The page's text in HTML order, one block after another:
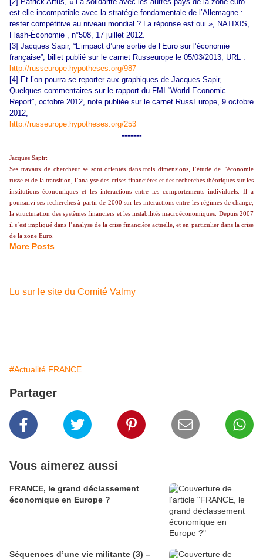
est-elle incompatible avec la stratégie fondamentale de l’Allemagne :
rester compétitive au niveau mondial ? La réponse est oui », NATIXIS,
Flash-Économie , n°508, 17 juillet 2012.
[3] Jacques Sapir, “L’impact d’une sortie de l’Euro sur l’économie
française”, billet publié sur le carnet Russeurope le 05/03/2013, URL :
http://russeurope.hypotheses.org/987
[4] Et l’on pourra se reporter aux graphiques de Jacques Sapir,
Quelques commentaires sur le rapport du FMI “World Economic
Report”, octobre 2012, note publiée sur le carnet RussEurope, 9 octobre
2012,
http://russeurope.hypotheses.org/253
-------
Jacques Sapir:
Ses travaux de chercheur se sont orientés dans trois dimensions, l’étude de l’économie
russe et de la transition, l’analyse des crises financières et des recherches théoriques sur les
institutions économiques et les interactions entre les comportements individuels. Il a
poursuivi ses recherches à partir de 2000 sur les interactions entre les régimes de change,
la structuration des systèmes financiers et les instabilités macroéconomiques. Depuis 2007
il s’est impliqué dans l’analyse de la crise financière actuelle, et en particulier dans la crise
de la zone Euro.
More Posts
Lu sur le site du Comité Valmy
#Actualité FRANCE
Partager
Vous aimerez aussi
FRANCE, le grand déclassement
économique en Europe ?
Séquences d’une vie militante (3) –